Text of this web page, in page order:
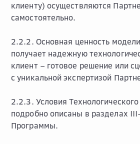
клиенту) осуществляются
самостоятельно.
2.2.2. Основная ценность
получает надежную
клиент – готовое решение или
с уникальной экспертизой
2.2.3. Условия
подробно описаны в разделах
Программы.